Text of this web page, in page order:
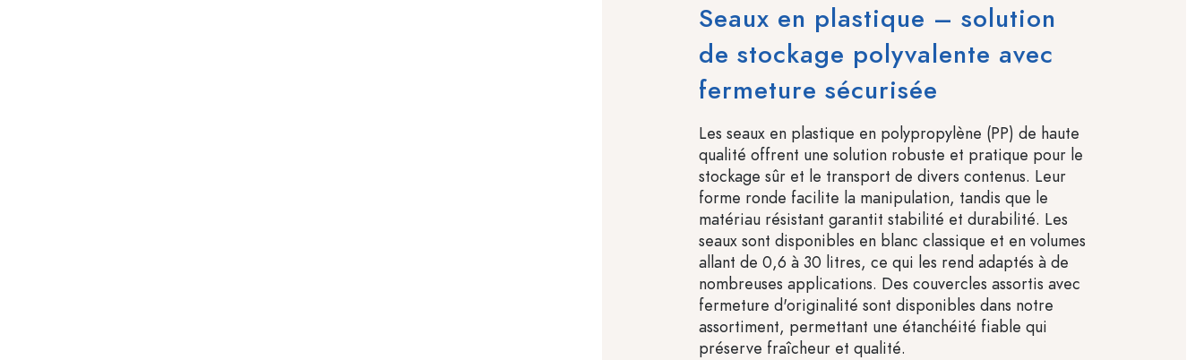
Seaux en plastique – solution
de stockage polyvalente avec
fermeture sécurisée
Les seaux en plastique en polypropylène (PP) de haute
qualité offrent une solution robuste et pratique pour le
stockage sûr et le transport de divers contenus. Leur
forme ronde facilite la manipulation, tandis que le
matériau résistant garantit stabilité et durabilité. Les
seaux sont disponibles en blanc classique et en volumes
allant de 0,6 à 30 litres, ce qui les rend adaptés à de
nombreuses applications. Des couvercles assortis avec
fermeture d'originalité sont disponibles dans notre
assortiment, permettant une étanchéité fiable qui
préserve fraîcheur et qualité.